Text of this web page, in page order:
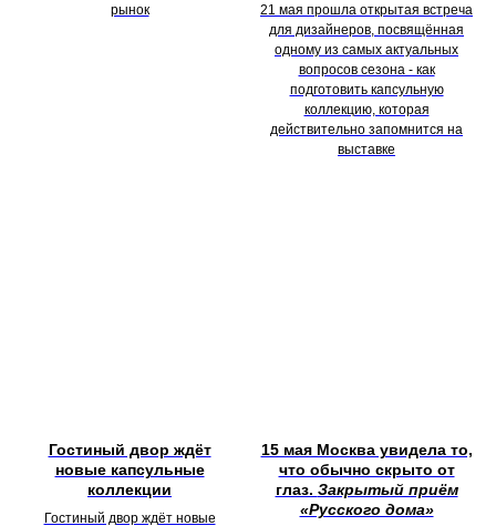
рынок
21 мая прошла открытая встреча
для дизайнеров, посвящённая
одному из самых актуальных
вопросов сезона - как
подготовить капсульную
коллекцию, которая
действительно запомнится на
выставке
Гостиный двор ждёт
новые капсульные
коллекции
Гостиный двор ждёт новые
15 мая Москва увидела то,
что обычно скрыто от
глаз. Закрытый приём
«Русского дома»